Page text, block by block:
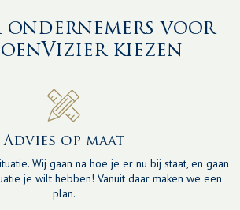
ondernemers voor
kiezen
Advies op maat
Wij gaan na hoe je er nu bij staat, en gaan
je wilt hebben! Vanuit daar maken we een
plan.